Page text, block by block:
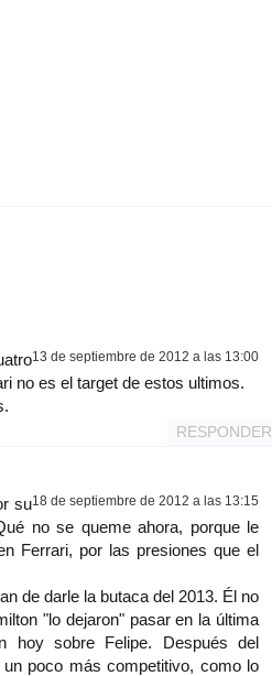
13 de septiembre de 2012 a las 13:00
no es el target de estos ultimos.
RESPONDER
18 de septiembre de 2012 a las 13:15
su
no se queme ahora, porque le
Ferrari, por las presiones que el
de darle la butaca del 2013. Él no
"lo dejaron" pasar en la última
hoy sobre Felipe. Después del
poco más competitivo, como lo